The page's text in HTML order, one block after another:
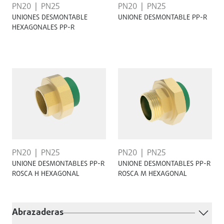
PN20 PN25
UNIONES DESMONTABLE
HEXAGONALES PP-R
PN20 PN25
UNIONE DESMONTABLE PP-R
PN20 PN25
UNIONE DESMONTABLES PP-R
ROSCA H HEXAGONAL
PN20 PN25
UNIONE DESMONTABLES PP-R
ROSCA M HEXAGONAL
Abrazaderas